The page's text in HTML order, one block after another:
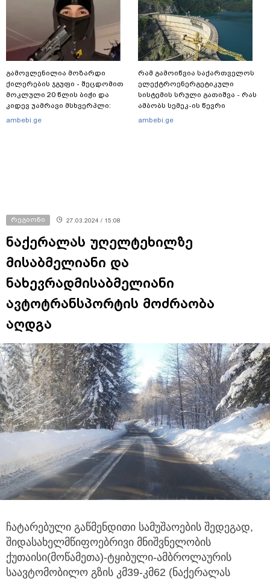
გამოვლენილია მოზარდი
ქილერების ჯგუფი - შეცდომით
მოკლული 20 წლის ბიჭი და
კიდევ უამრავი მსხვერპლი:
რომელ ქვეყნამდე მივიდა
ambebi.ge
რამ გამოიწვია საქართველოს
ელექტროენერგეტიკული
სისტემის სრული გათიშვა - რას
ამბობს სემეკ-ის წევრი
ambebi.ge
რეგიონი 27.03.2024 / 15:08
ნაქერალას უღელტეხილზე
მისაბმელიანი და
ნახევრადმისაბმელიანი
ავტოტრანსპორტის მოძრაობა
აღდგა
ჩატარებული გაწმენდითი სამუშაოების შედეგად,
შიდასახელმწიფოებრივი მნიშვნელობის
ქუთაისი(მოწამეთა)-ტყიბული-ამბროლაურის
საავტომობილო გზის კმ39-კმ62 (ნაქერალას